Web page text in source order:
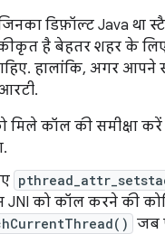
डिफ़ॉल्ट Java था
है बेहतर शहर के
हालांकि, अगर
मिले कॉल की समीक्षा
को कॉल करने की
जब